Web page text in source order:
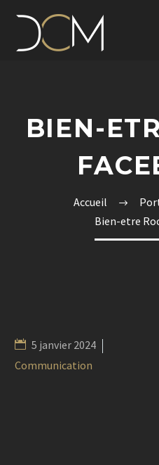
BIEN-
Accueil
Bien-etre
5 janvier 2024
Communication